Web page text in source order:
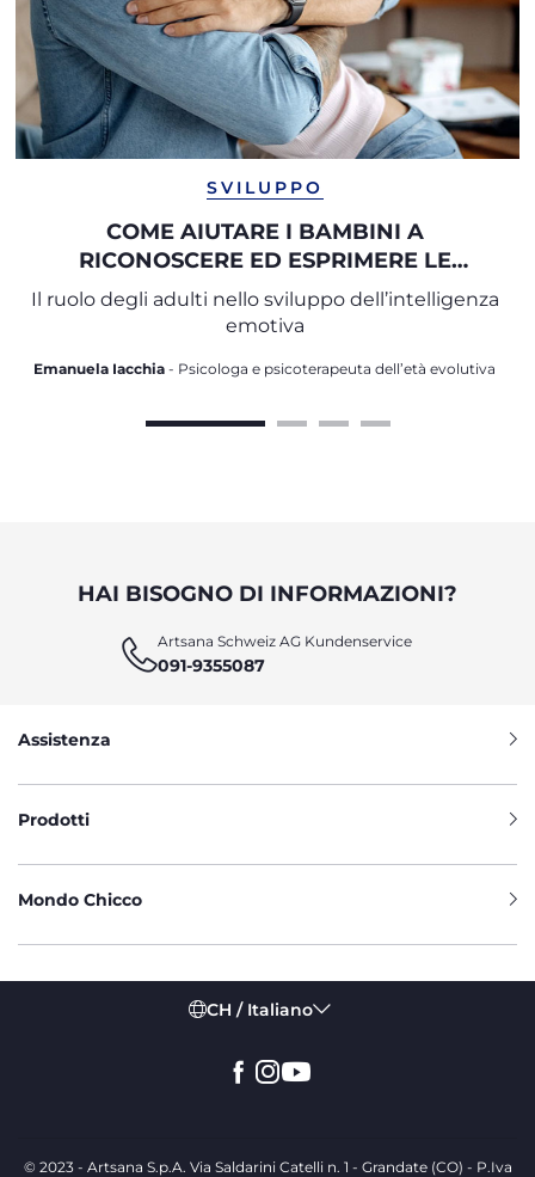
SVILUPPO
COME AIUTARE I BAMBINI A
RICONOSCERE ED ESPRIMERE LE
PROPRIE EMOZIONI
Il ruolo degli adulti nello sviluppo dell’intelligenza
emotiva
Emanuela Iacchia - Psicologa e psicoterapeuta dell’età evolutiva
HAI BISOGNO DI INFORMAZIONI?
Artsana Schweiz AG Kundenservice
091-9355087
Assistenza
Prodotti
Mondo Chicco
CH / Italiano
© 2023 - Artsana S.p.A. Via Saldarini Catelli n. 1 - Grandate (CO) - P.Iva